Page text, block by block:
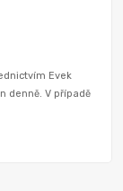
Evek
denně. V případě